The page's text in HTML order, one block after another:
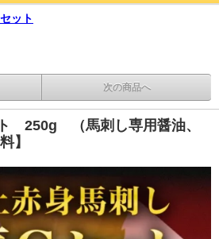
ット
次の商品へ
250g （馬刺し専用醤油、
】